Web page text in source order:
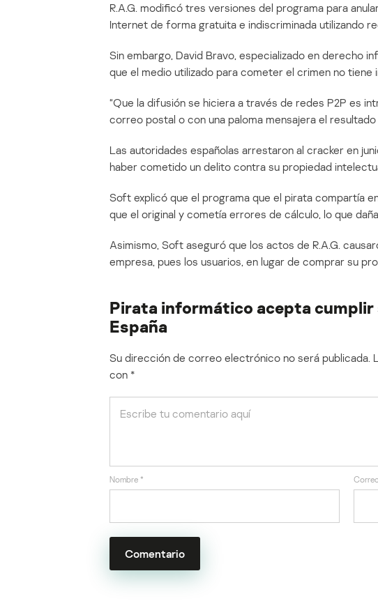
R.A.G. modificó tres versiones del programa para
Internet de forma gratuita e indiscriminada utilizando
Sin embargo, David Bravo, especializado en derecho
que el medio utilizado para cometer el crimen no tiene
“Que la difusión se hiciera a través de redes P2P es
correo postal o con una paloma mensajera el resultado
Las autoridades españolas arrestaron al cracker en
haber cometido un delito contra su propiedad
Soft explicó que el programa que el pirata compartía
que el original y cometía errores de cálculo, lo que
Asimismo, Soft aseguró que los actos de R.A.G.
empresa, pues los usuarios, en lugar de comprar su
Pirata informático acepta cumplir
España
Su dirección de correo electrónico no será publicada.
con *
Nombre *